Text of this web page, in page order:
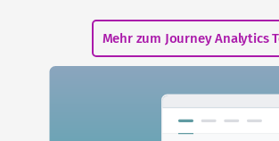
Mehr zum Journey Analytics